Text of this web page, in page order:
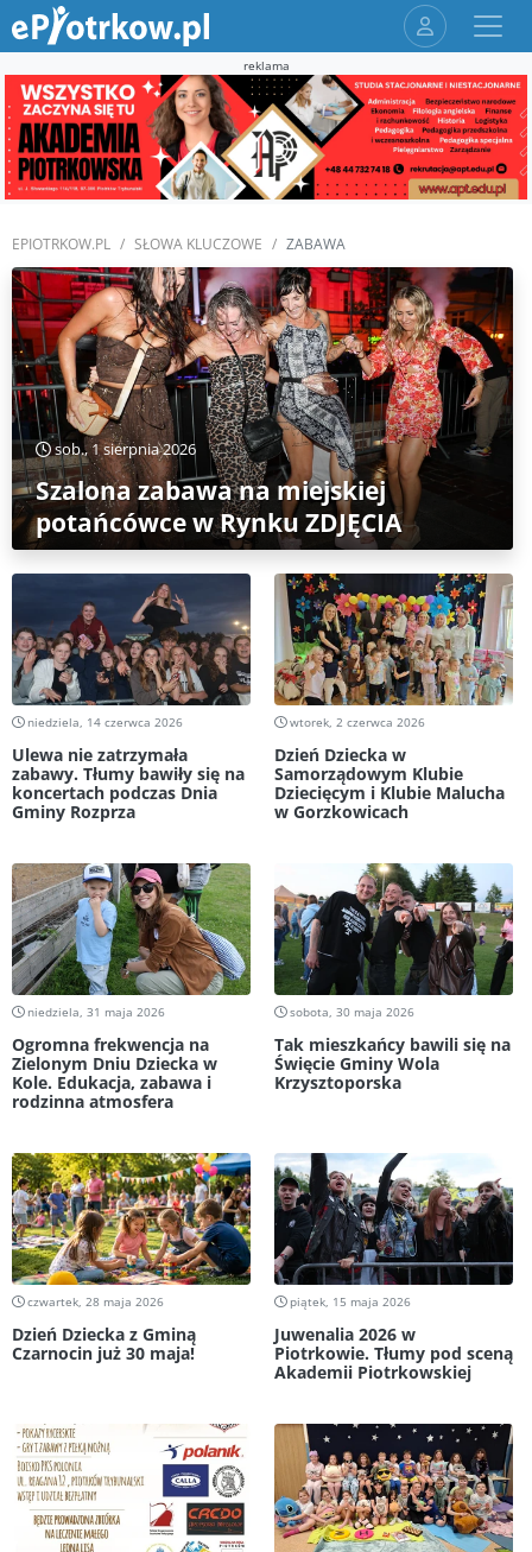
reklama
EPIOTRKOW.PL SŁOWA KLUCZOWE ZABAWA
sob., 1 sierpnia 2026
Szalona zabawa na miejskiej
potańcówce w Rynku ZDJĘCIA
niedziela, 14 czerwca 2026
Ulewa nie zatrzymała
zabawy. Tłumy bawiły się na
koncertach podczas Dnia
Gminy Rozprza
wtorek, 2 czerwca 2026
Dzień Dziecka w
Samorządowym Klubie
Dziecięcym i Klubie Malucha
w Gorzkowicach
niedziela, 31 maja 2026
Ogromna frekwencja na
Zielonym Dniu Dziecka w
Kole. Edukacja, zabawa i
rodzinna atmosfera
sobota, 30 maja 2026
Tak mieszkańcy bawili się na
Święcie Gminy Wola
Krzysztoporska
czwartek, 28 maja 2026
Dzień Dziecka z Gminą
Czarnocin już 30 maja!
piątek, 15 maja 2026
Juwenalia 2026 w
Piotrkowie. Tłumy pod sceną
Akademii Piotrkowskiej